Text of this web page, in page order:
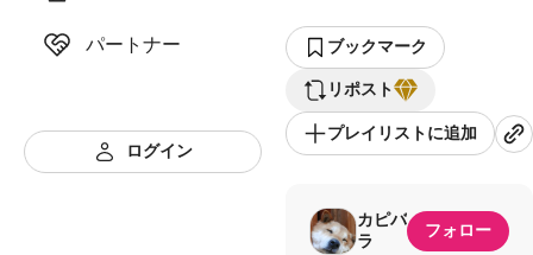
パートナー
ログイン
ブックマーク
リポスト
プレイリストに追加
カピバ
ラ
フォロー